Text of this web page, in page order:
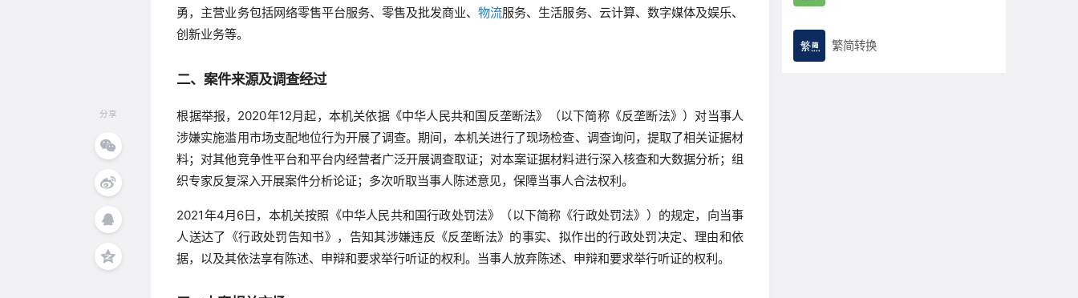
勇，主营业务包括网络零售平台服务、零售及批发商业、物流服务、生活服务、云计算、数字媒体及娱乐、
创新业务等。
二、案件来源及调查经过
根据举报，2020年12月起，本机关依据《中华人民共和国反垄断法》（以下简称《反垄断法》）对当事人
涉嫌实施滥用市场支配地位行为开展了调查。期间，本机关进行了现场检查、调查询问，提取了相关证据材
料；对其他竞争性平台和平台内经营者广泛开展调查取证；对本案证据材料进行深入核查和大数据分析；组
织专家反复深入开展案件分析论证；多次听取当事人陈述意见，保障当事人合法权利。
2021年4月6日，本机关按照《中华人民共和国行政处罚法》（以下简称《行政处罚法》）的规定，向当事
人送达了《行政处罚告知书》，告知其涉嫌违反《反垄断法》的事实、拟作出的行政处罚决定、理由和依
据，以及其依法享有陈述、申辩和要求举行听证的权利。当事人放弃陈述、申辩和要求举行听证的权利。
分享
繁简转换